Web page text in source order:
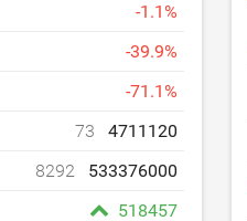
-1.1%
-39.9%
-71.1%
73
4711120
8292
533376000
518457